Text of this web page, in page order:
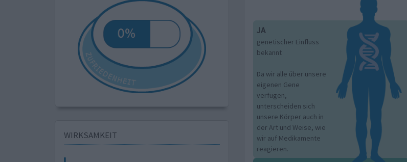
WIRKSAMKEIT
JA
genetischer Einfluss
bekannt
Da wir alle über unsere
eigenen Gene
verfügen,
unterscheiden sich
unsere Körper auch in
der Art und Weise, wie
wir auf Medikamente
reagieren.